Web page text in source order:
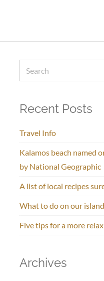
Recent Posts
Travel Info
Kalamos beach named
by National Geographic
A list of local recipes
What to do on our
Five tips for a more
Archives